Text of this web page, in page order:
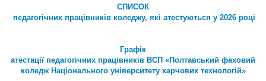
СПИСОК
педагогічних працівників коледжу, які атестуються у 2026 році
Графік
атестації педагогічних працівників ВСП «Полтавський фаховий
коледж Національного університету харчових технологій»